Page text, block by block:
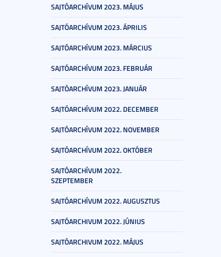
SAJTÓARCHÍVUM 2023. MÁJUS
SAJTÓARCHÍVUM 2023. ÁPRILIS
SAJTÓARCHÍVUM 2023. MÁRCIUS
SAJTÓARCHÍVUM 2023. FEBRUÁR
SAJTÓARCHÍVUM 2023. JANUÁR
SAJTÓARCHÍVUM 2022. DECEMBER
SAJTÓARCHÍVUM 2022. NOVEMBER
SAJTÓARCHÍVUM 2022. OKTÓBER
SAJTÓARCHÍVUM 2022.
SZEPTEMBER
SAJTÓARCHÍVUM 2022. AUGUSZTUS
SAJTÓARCHIVUM 2022. JÚNIUS
SAJTÓARCHIVUM 2022. MÁJUS